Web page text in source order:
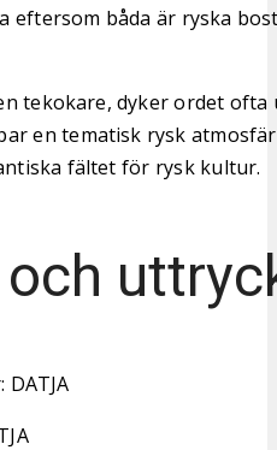
eftersom båda är ryska
tekokare, dyker ordet ofta
en tematisk rysk
fältet för rysk kultur.
DATJA